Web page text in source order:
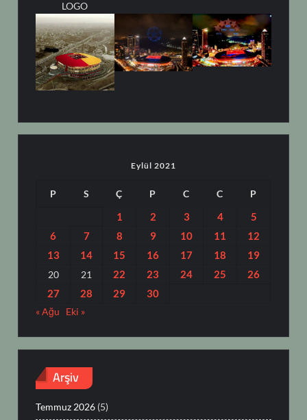
LOGO
Eylül 2021
P S Ç P C C P
1 2 3 4
5
6
7 8 9 10 11
12
13
14 15 16 17 18 19
20 21 22 23 24 25
26
27
28 29 30
« Ağu Eki »
Arşiv
Temmuz 2026 (5)